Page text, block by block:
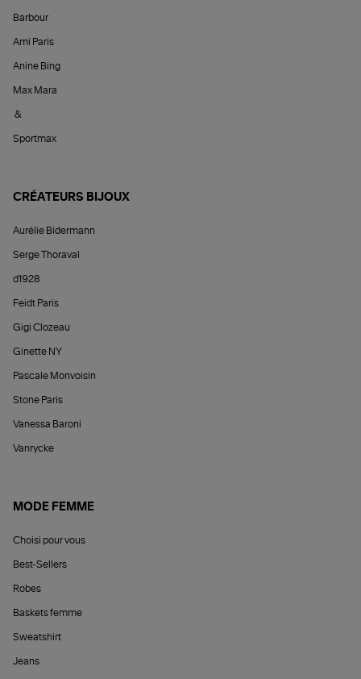
Barbour
Ami Paris
Anine Bing
Max Mara
&
Sportmax
CRÉATEURS BIJOUX
Aurélie Bidermann
Serge Thoraval
d1928
Feidt Paris
Gigi Clozeau
Ginette NY
Pascale Monvoisin
Stone Paris
Vanessa Baroni
Vanrycke
MODE FEMME
Choisi pour vous
Best-Sellers
Robes
Baskets femme
Sweatshirt
Jeans